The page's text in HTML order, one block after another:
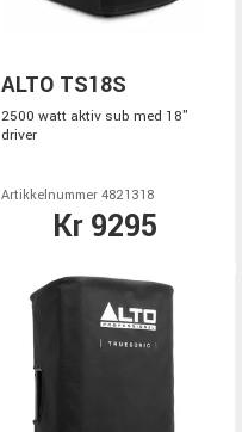
ALTO TS18S
2500 watt aktiv sub med 18"
driver
Artikkelnummer 4821318
Kr 9295